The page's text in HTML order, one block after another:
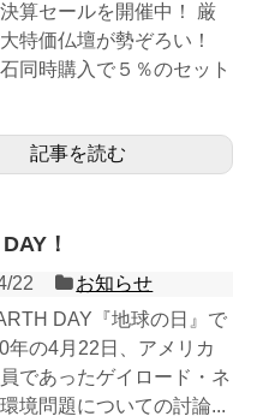
算セールを開催中！ 厳
特価仏壇が勢ぞろい！
同時購入で５％のセット
記事を読む
！
22
お知らせ
DAY『地球の日』で
年の4月22日、アメリカ
であったゲイロード・ネ
境問題についての討論...